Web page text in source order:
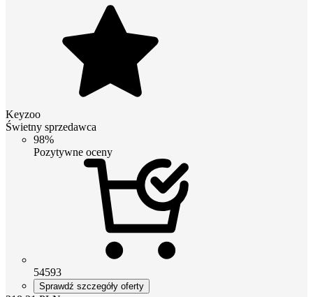
Keyzoo
Świetny sprzedawca
98%
Pozytywne oceny
54593
Sprawdź szczegóły oferty